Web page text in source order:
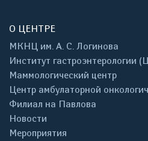
О ЦЕНТРЕ
МКНЦ им. А. С. Логинова
Институт гастроэнтерологии
Маммологический центр
Центр амбулаторной
Филиал на Павлова
Новости
Мероприятия